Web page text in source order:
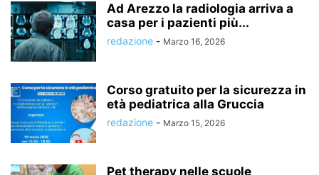
Ad Arezzo la radiologia arriva a
casa per i pazienti più...
redazione - Marzo 16, 2026
Corso gratuito per la sicurezza in
età pediatrica alla Gruccia
redazione - Marzo 15, 2026
Pet therapy nelle scuole